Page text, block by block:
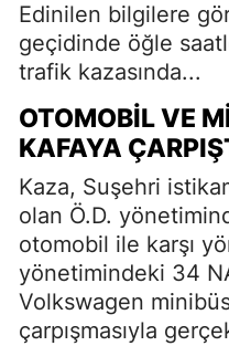
Edinilen bilgilere
geçidinde öğle
trafik kazasında...
OTOMOBIL VE
KAFAYA
Kaza, Suşehri
olan Ö.D.
otomobil ile karşı
yönetimindeki 34
Volkswagen
çarpışmasıyla